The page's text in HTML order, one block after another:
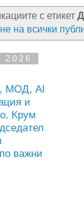
с етикет
на всички
2026
МОД, AI
и
Крум
важни